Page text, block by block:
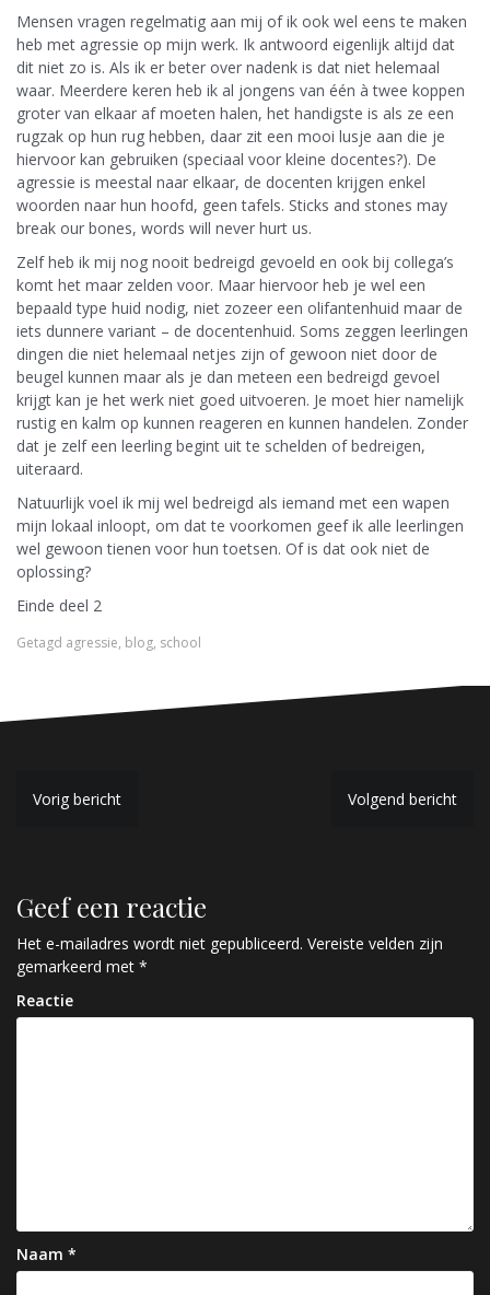
Mensen vragen regelmatig aan mij of ik ook wel eens te maken
heb met agressie op mijn werk. Ik antwoord eigenlijk altijd dat
dit niet zo is. Als ik er beter over nadenk is dat niet helemaal
waar. Meerdere keren heb ik al jongens van één à twee koppen
groter van elkaar af moeten halen, het handigste is als ze een
rugzak op hun rug hebben, daar zit een mooi lusje aan die je
hiervoor kan gebruiken (speciaal voor kleine docentes?). De
agressie is meestal naar elkaar, de docenten krijgen enkel
woorden naar hun hoofd, geen tafels. Sticks and stones may
break our bones, words will never hurt us.
Zelf heb ik mij nog nooit bedreigd gevoeld en ook bij collega’s
komt het maar zelden voor. Maar hiervoor heb je wel een
bepaald type huid nodig, niet zozeer een olifantenhuid maar de
iets dunnere variant – de docentenhuid. Soms zeggen leerlingen
dingen die niet helemaal netjes zijn of gewoon niet door de
beugel kunnen maar als je dan meteen een bedreigd gevoel
krijgt kan je het werk niet goed uitvoeren. Je moet hier namelijk
rustig en kalm op kunnen reageren en kunnen handelen. Zonder
dat je zelf een leerling begint uit te schelden of bedreigen,
uiteraard.
Natuurlijk voel ik mij wel bedreigd als iemand met een wapen
mijn lokaal inloopt, om dat te voorkomen geef ik alle leerlingen
wel gewoon tienen voor hun toetsen. Of is dat ook niet de
oplossing?
Einde deel 2
Getagd agressie, blog, school
B
i
c
h
t
a
t
Vorig bericht Volgend bericht
Geef een reactie
Het e-mailadres wordt niet gepubliceerd. Vereiste velden zijn
gemarkeerd met *
Reactie
Naam *